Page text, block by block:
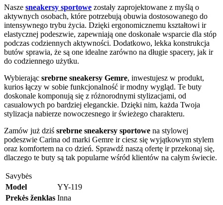
Nasze sneakersy sportowe zostały zaprojektowane z myślą o
aktywnych osobach, które potrzebują obuwia dostosowanego do
intensywnego trybu życia. Dzięki ergonomicznemu kształtowi ir
elastycznej podeszwie, zapewniają one doskonałe wsparcie dla stóp
podczas codziennych aktywności. Dodatkowo, lekka konstrukcja
butów sprawia, że są one idealne zarówno na długie spacery, jak ir
do codziennego użytku.
Wybierając srebrne sneakersy Gemre, inwestujesz w produkt,
kurios łączy w sobie funkcjonalność ir modny wygląd. Te buty
doskonale komponują się z różnorodnymi stylizacjami, od
casualowych po bardziej eleganckie. Dzięki nim, każda Twoja
stylizacja nabierze nowoczesnego ir świeżego charakteru.
Zamów już dziś srebrne sneakersy sportowe na stylowej
podeszwie Carina od marki Gemre ir ciesz się wyjątkowym stylem
oraz komfortem na co dzień. Sprawdź naszą ofertę ir przekonaj się,
dlaczego te buty są tak popularne wśród klientów na całym świecie.
Savybės
Model
YY-119
Prekės ženklas Inna